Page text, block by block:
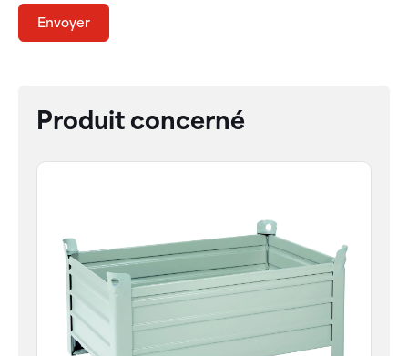
Envoyer
Produit concerné